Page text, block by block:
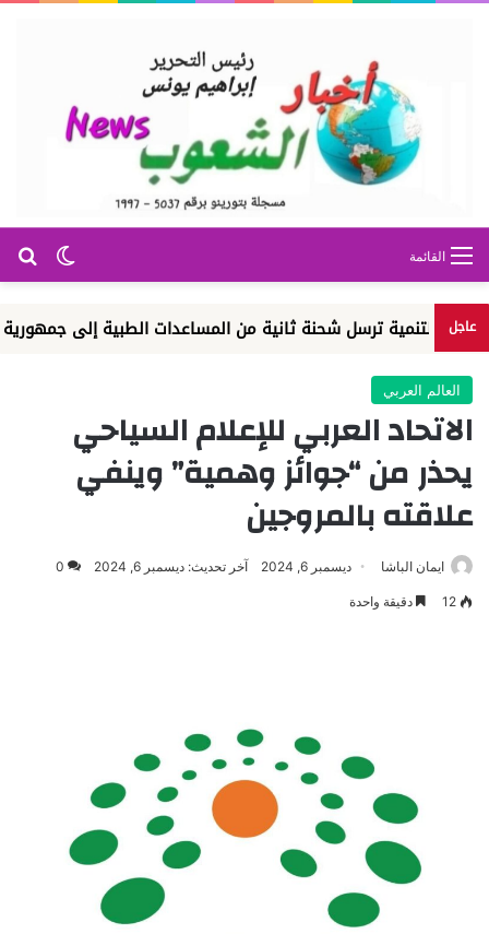
الوضع القائمة
عاجل ترسل شحنة ثانية من المساعدات الطبية إلى جمهورية
العالم العربي
الاتحاد العربي للإعلام السياحي
يحذر من “جوائز وهمية” وينفي
علاقته بالمروجين
ايمان الباشا ديسمبر 6, 2024 آخر تحديث: ديسمبر 6, 2024 0
12 دقيقة واحدة